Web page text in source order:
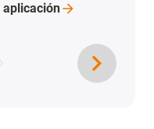
aplicación